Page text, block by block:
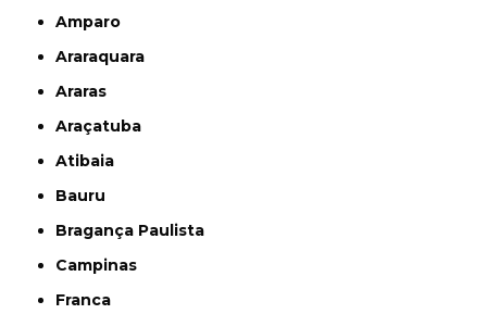
Amparo
Araraquara
Araras
Araçatuba
Atibaia
Bauru
Bragança Paulista
Campinas
Franca